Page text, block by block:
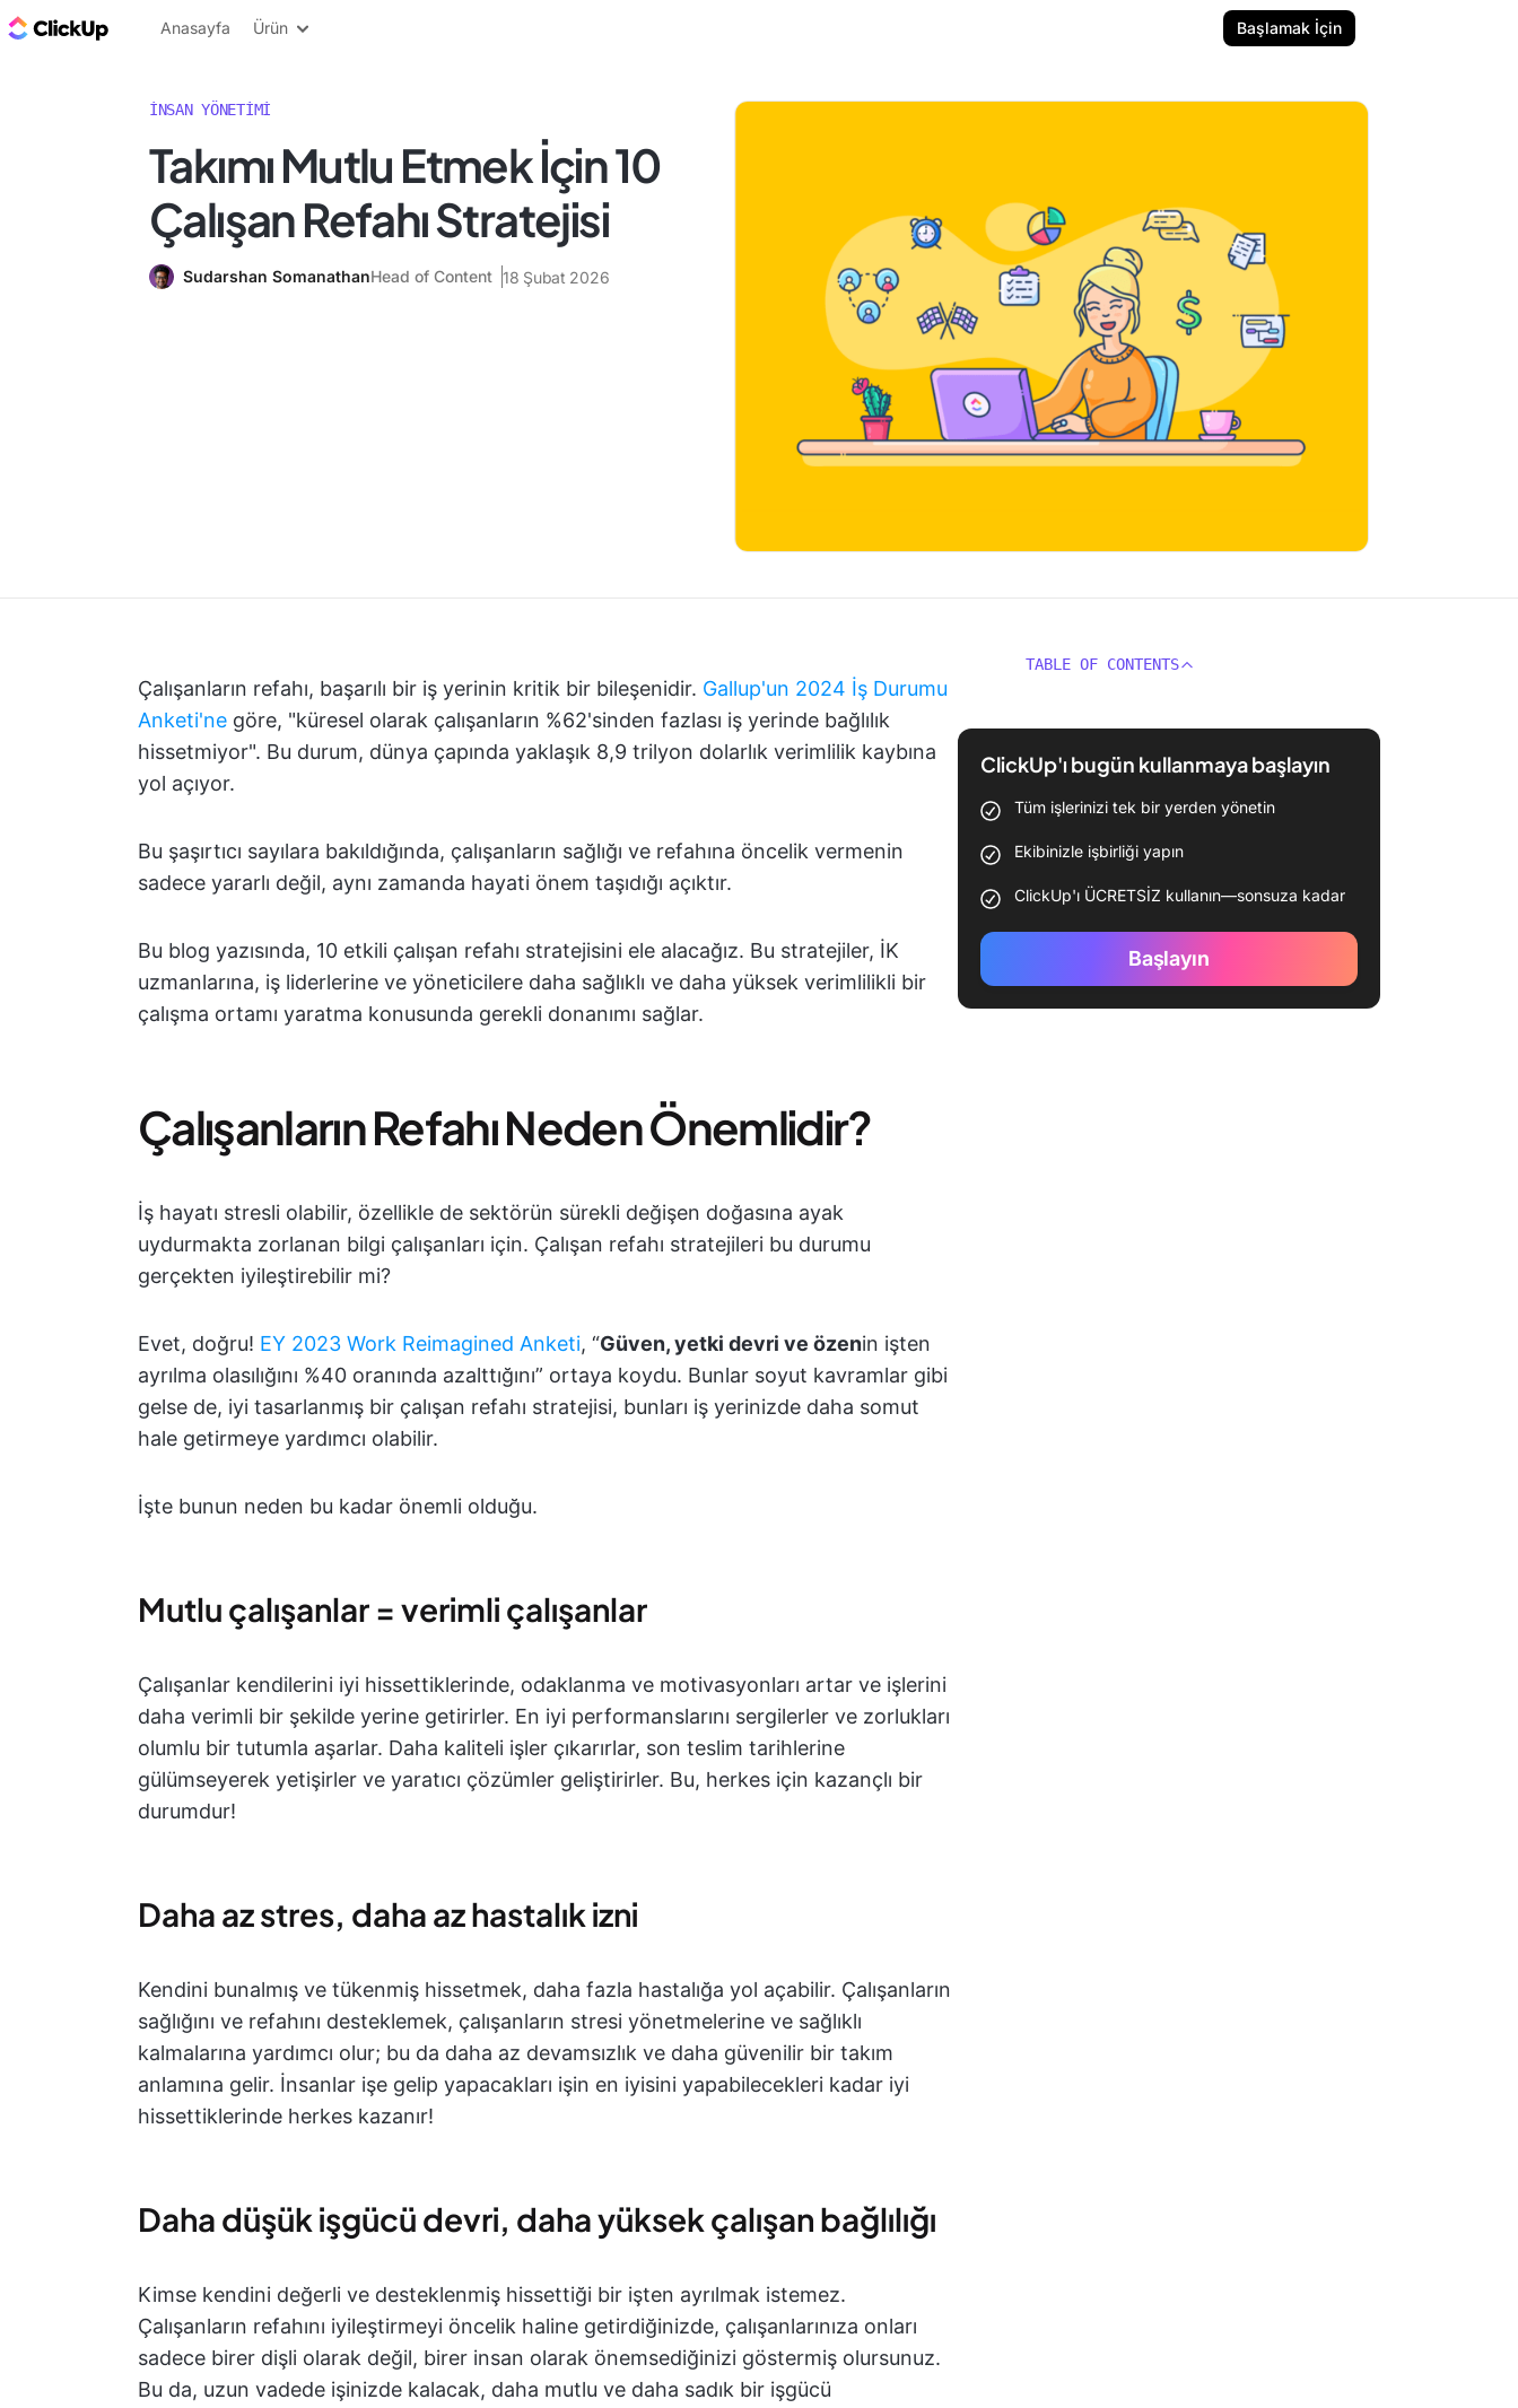
ClickUp Blog
Anasayfa Ürün Başlamak İçin
İNSAN YÖNETIMI
Takımı Mutlu Etmek İçin 10
Çalışan Refahı Stratejisi
Sudarshan SomanathanHead of Content 18 Şubat 2026
Çalışanların refahı, başarılı bir iş yerinin kritik bir bileşenidir. Gallup'un 2024 İş Durumu
Anketi'ne göre, "küresel olarak çalışanların %62'sinden fazlası iş yerinde bağlılık
hissetmiyor". Bu durum, dünya çapında yaklaşık 8,9 trilyon dolarlık verimlilik kaybına
yol açıyor.
Bu şaşırtıcı sayılara bakıldığında, çalışanların sağlığı ve refahına öncelik vermenin
sadece yararlı değil, aynı zamanda hayati önem taşıdığı açıktır.
Bu blog yazısında, 10 etkili çalışan refahı stratejisini ele alacağız. Bu stratejiler, İK
uzmanlarına, iş liderlerine ve yöneticilere daha sağlıklı ve daha yüksek verimlilikli bir
çalışma ortamı yaratma konusunda gerekli donanımı sağlar.
Çalışanların Refahı Neden Önemlidir?
İş hayatı stresli olabilir, özellikle de sektörün sürekli değişen doğasına ayak
uydurmakta zorlanan bilgi çalışanları için. Çalışan refahı stratejileri bu durumu
gerçekten iyileştirebilir mi?
Evet, doğru! EY 2023 Work Reimagined Anketi, “Güven, yetki devri ve özenin işten
ayrılma olasılığını %40 oranında azalttığını” ortaya koydu. Bunlar soyut kavramlar gibi
gelse de, iyi tasarlanmış bir çalışan refahı stratejisi, bunları iş yerinizde daha somut
hale getirmeye yardımcı olabilir.
İşte bunun neden bu kadar önemli olduğu.
Mutlu çalışanlar = verimli çalışanlar
Çalışanlar kendilerini iyi hissettiklerinde, odaklanma ve motivasyonları artar ve işlerini
daha verimli bir şekilde yerine getirirler. En iyi performanslarını sergilerler ve zorlukları
olumlu bir tutumla aşarlar. Daha kaliteli işler çıkarırlar, son teslim tarihlerine
gülümseyerek yetişirler ve yaratıcı çözümler geliştirirler. Bu, herkes için kazançlı bir
durumdur!
Daha az stres, daha az hastalık izni
Kendini bunalmış ve tükenmiş hissetmek, daha fazla hastalığa yol açabilir. Çalışanların
sağlığını ve refahını desteklemek, çalışanların stresi yönetmelerine ve sağlıklı
kalmalarına yardımcı olur; bu da daha az devamsızlık ve daha güvenilir bir takım
anlamına gelir. İnsanlar işe gelip yapacakları işin en iyisini yapabilecekleri kadar iyi
hissettiklerinde herkes kazanır!
Daha düşük işgücü devri, daha yüksek çalışan bağlılığı
Kimse kendini değerli ve desteklenmiş hissettiği bir işten ayrılmak istemez.
Çalışanların refahını iyileştirmeyi öncelik haline getirdiğinizde, çalışanlarınıza onları
sadece birer dişli olarak değil, birer insan olarak önemsediğinizi göstermiş olursunuz.
Bu da, uzun vadede işinizde kalacak, daha mutlu ve daha sadık bir işgücü
TABLE OF CONTENTS
ClickUp'ı bugün kullanmaya başlayın
Tüm işlerinizi tek bir yerden yönetin
Ekibinizle işbirliği yapın
ClickUp'ı ÜCRETSİZ kullanın—sonsuza kadar
Başlayın